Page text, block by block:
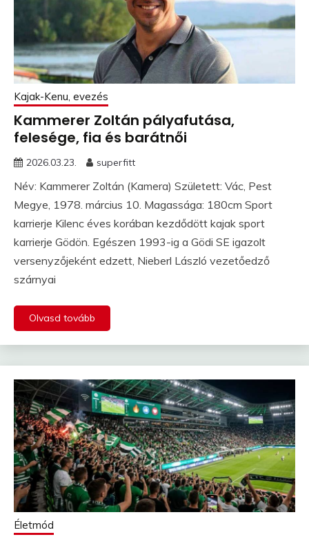
Kajak-Kenu, evezés
Kammerer Zoltán pályafutása,
felesége, fia és barátnői
2026.03.23. superfitt
Név: Kammerer Zoltán (Kamera) Született: Vác, Pest
Megye, 1978. március 10. Magassága: 180cm Sport
karrierje Kilenc éves korában kezdődött kajak sport
karrierje Gödön. Egészen 1993-ig a Gödi SE igazolt
versenyzőjeként edzett, Nieberl László vezetőedző
szárnyai
Olvasd tovább
Életmód